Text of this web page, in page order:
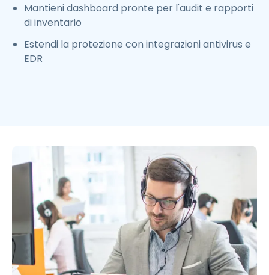
Mantieni dashboard pronte per l'audit e rapporti
di inventario
Estendi la protezione con integrazioni antivirus e
EDR